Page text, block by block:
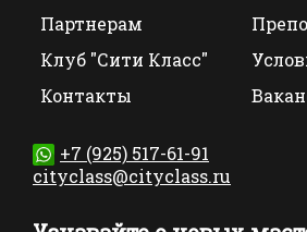
Партнерам
Клуб "Сити Класс"
Контакты
+7 (925) 517-61-91
cityclass@cityclass.ru